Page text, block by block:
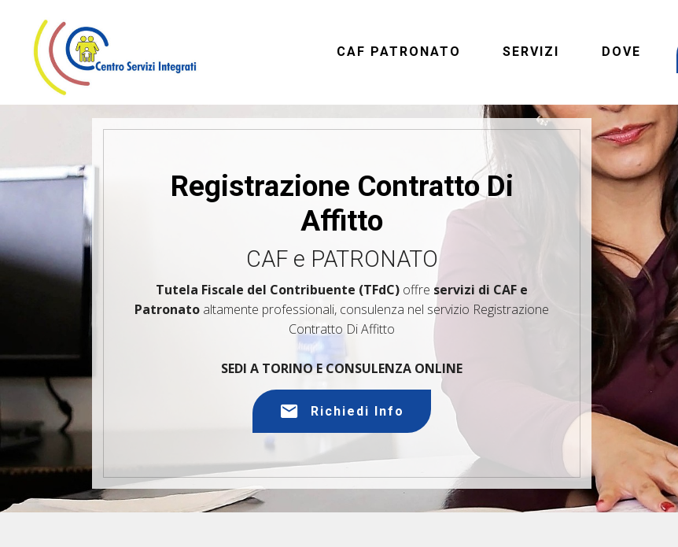
CAF PATRONATO SERVIZI DOVE
Registrazione Contratto Di
Affitto
CAF e PATRONATO
Tutela Fiscale del Contribuente (TFdC) offre servizi di CAF e
Patronato altamente professionali, consulenza nel servizio Registrazione
Contratto Di Affitto
SEDI A TORINO E CONSULENZA ONLINE
Richiedi Info